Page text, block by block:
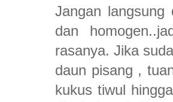
Jangan
dan
rasanya. Jika
daun pisang ,
kukus tiwul